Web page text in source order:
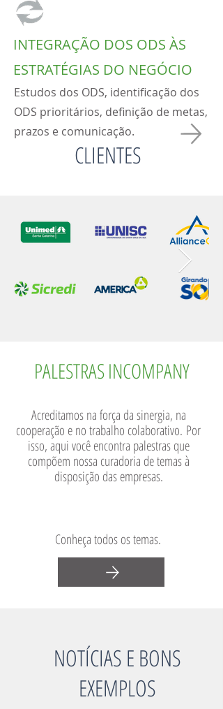
INTEGRAÇÃO DOS ODS ÀS
ESTRATÉGIAS DO NEGÓCIO
Estudos dos ODS, identificação dos
ODS prioritários, definição de metas,
prazos e comunicação.
CLIENTES
PALESTRAS INCOMPANY
Acreditamos na força da sinergia, na
cooperação e no trabalho colaborativo. Por
isso, aqui você encontra palestras que
compõem nossa curadoria de temas à
disposição das empresas.
Conheça todos os temas.
NOTÍCIAS E BONS
EXEMPLOS